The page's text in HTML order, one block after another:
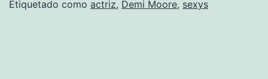
Etiquetado como actriz, Demi Moore, sexys